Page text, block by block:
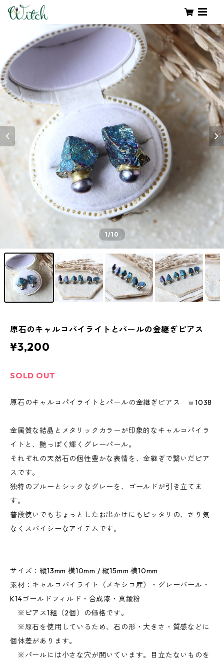
1/10
原石のキャルコパイライトとパールの金継ぎピアス
¥3,200
SOLD OUT
原石のキャルコパイライトとパールの金継ぎピアス ｗ1038
金属質な結晶とメタリックカラーが印象的なキャルコパイラ
イトと、艶っぽく輝くグレーパール。
それぞれの天然石の個性豊かな表情を、金継ぎで繋いだピア
スです。
独特のブルーとシックなグレーを、ゴールドが引き立てま
す。
普段使いでもちょっとしたお出かけにもピッタリの、さり気
なくスパイシーなアイテムです。
サイズ：縦13mm 横10mm / 縦15mm 横10mm
素材：キャルコパイライト（メキシコ産）・グレーパール・
K14ゴールドフィルド・合成漆・真鍮粉
※ピアス1組（2個）の価格です。
※原石を使用しているため、石の形・大きさ・質感などに
個体差があります。
※パールには小さな穴が開いています。目立たないものを